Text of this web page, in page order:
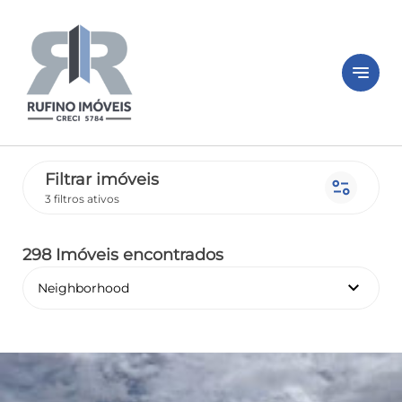
notes
Filtrar imóveis
3 filtros ativos page_info
298 Imóveis encontrados
Neighborhood keyboard_arrow_down